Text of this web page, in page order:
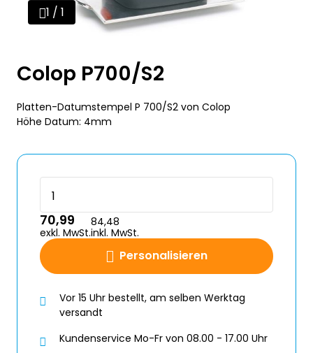
1 / 1
Colop P700/S2
Platten-Datumstempel P 700/S2 von Colop
Höhe Datum: 4mm
Personalisieren
70,99
exkl. MwSt.
84,48
inkl. MwSt.
Vor 15 Uhr bestellt, am selben Werktag
versandt
Kundenservice Mo-Fr von 08.00 - 17.00 Uhr